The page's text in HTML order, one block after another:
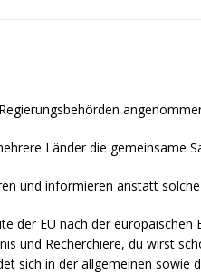
Länder die gemeinsame
und informieren anstatt
der EU nach der europäischen
und Recherchiere, du wirst
sich in der allgemeinen sowie